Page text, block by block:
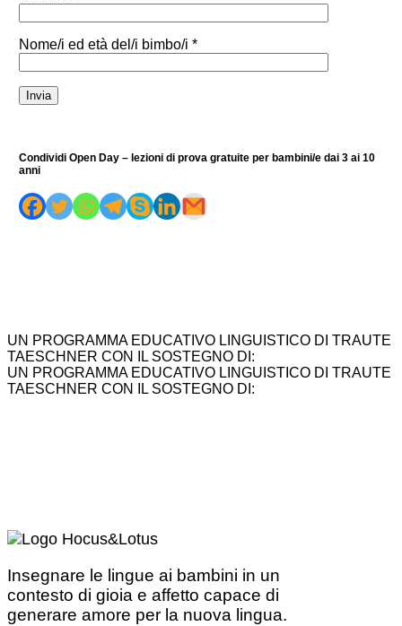
Nome/i ed età del/i bimbo/i *
Condividi Open Day – lezioni di prova gratuite per bambini/e dai 3 ai 10
anni
UN PROGRAMMA EDUCATIVO LINGUISTICO DI TRAUTE
TAESCHNER CON IL SOSTEGNO DI:
UN PROGRAMMA EDUCATIVO LINGUISTICO DI TRAUTE
TAESCHNER CON IL SOSTEGNO DI:
Insegnare le lingue ai bambini in un
contesto di gioia e affetto capace di
generare amore per la nuova lingua.